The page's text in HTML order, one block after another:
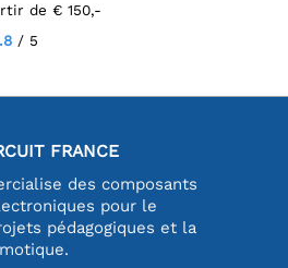
de € 150,-
/ 5
FRANCE
des composants
pour le
pédagogiques et la